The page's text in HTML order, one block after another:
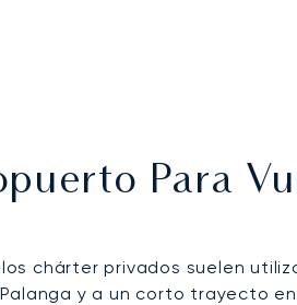
Para
chárter privados suelen
y a un corto trayecto